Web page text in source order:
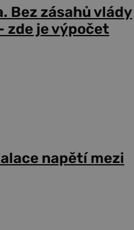
Bez zásahů vlády
zde je výpočet
napětí mezi